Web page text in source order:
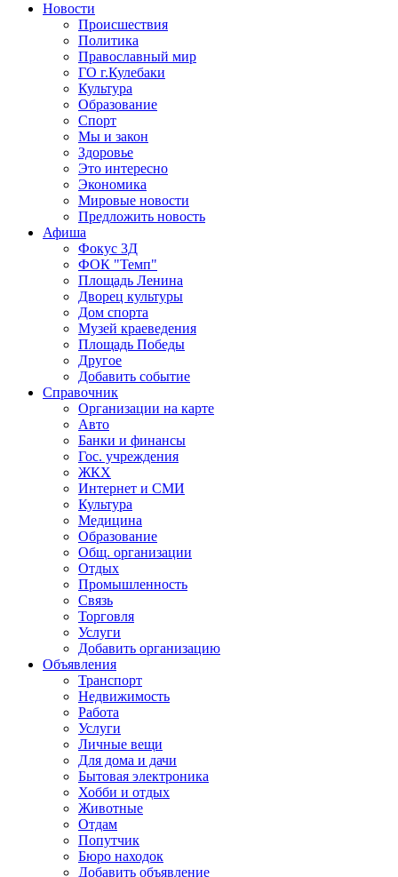
Новости
Происшествия
Политика
Православный мир
ГО г.Кулебаки
Культура
Образование
Спорт
Мы и закон
Здоровье
Это интересно
Экономика
Мировые новости
Предложить новость
Афиша
Фокус 3Д
ФОК "Темп"
Площадь Ленина
Дворец культуры
Дом спорта
Музей краеведения
Площадь Победы
Другое
Добавить событие
Справочник
Организации на карте
Авто
Банки и финансы
Гос. учреждения
ЖКХ
Интернет и СМИ
Культура
Медицина
Образование
Общ. организации
Отдых
Промышленность
Связь
Торговля
Услуги
Добавить организацию
Объявления
Транспорт
Недвижимость
Работа
Услуги
Личные вещи
Для дома и дачи
Бытовая электроника
Хобби и отдых
Животные
Отдам
Попутчик
Бюро находок
Добавить объявление